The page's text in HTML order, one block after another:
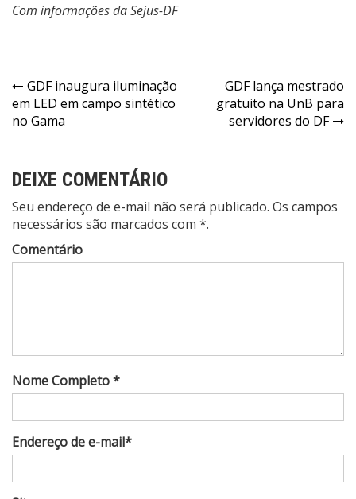
Com informações da Sejus-DF
Navegação
de
GDF inaugura iluminação
em LED em campo sintético
no Gama
GDF lança mestrado
gratuito na UnB para
servidores do DF
DEIXE COMENTÁRIO
Seu endereço de e-mail não será publicado. Os campos
necessários são marcados com *.
Comentário
Nome Completo *
Endereço de e-mail*